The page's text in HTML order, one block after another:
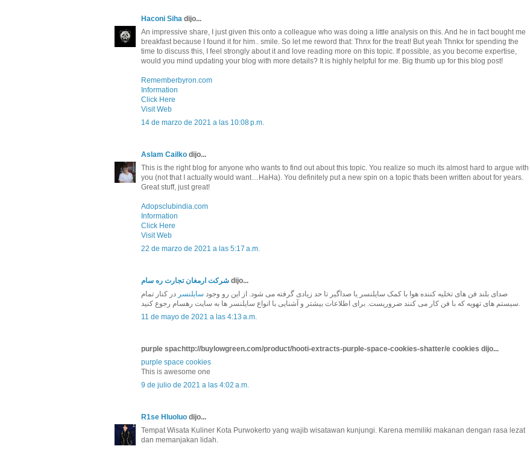
Haconi Siha dijo...
An impressive share, I just given this onto a colleague who was doing a little analysis on this. And he in fact bought me
breakfast because I found it for him.. smile. So let me reword that: Thnx for the treat! But yeah Thnkx for spending the
time to discuss this, I feel strongly about it and love reading more on this topic. If possible, as you become expertise,
would you mind updating your blog with more details? It is highly helpful for me. Big thumb up for this blog post!
Rememberbyron.com
Information
Click Here
Visit Web
14 de marzo de 2021 a las 10:08 p.m.
Aslam Cailko dijo...
This is the right blog for anyone who wants to find out about this topic. You realize so much its almost hard to argue with
you (not that I actually would want…HaHa). You definitely put a new spin on a topic thats been written about for years.
Great stuff, just great!
Adopsclubindia.com
Information
Click Here
Visit Web
22 de marzo de 2021 a las 5:17 a.m.
شرکت ارمغان تجارت ره سام dijo...
صدای بلند فن های تخلیه کننده هوا با کمک سایلنسر یا صداگیر تا حد زیادی گرفته می شود. از این رو وجود سایلنسر در کنار تمام
سیستم های تهویه که با فن کار می کنند ضروریست. برای اطلاعات بیشتر و آشنایی با انواع سایلنسر ها به سایت رهسام رجوع کنید.
11 de mayo de 2021 a las 4:13 a.m.
purple spachttp://buylowgreen.com/product/hooti-extracts-purple-space-cookies-shatter/e cookies dijo...
purple space cookies
This is awesome one
9 de julio de 2021 a las 4:02 a.m.
R1se Hluoluo dijo...
Tempat Wisata Kuliner Kota Purwokerto yang wajib wisatawan kunjungi. Karena memiliki makanan dengan rasa lezat
dan memanjakan lidah.